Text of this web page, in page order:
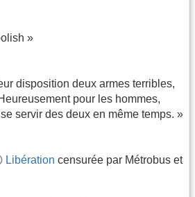
»
disposition deux armes terribles,
pour les hommes,
servir des deux en même temps. »
Libération censurée par Métrobus et